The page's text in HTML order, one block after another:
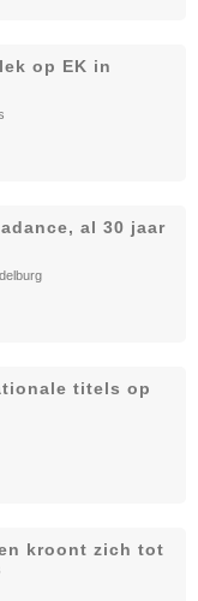
op EK in
al 30 jaar
titels op
kroont zich tot